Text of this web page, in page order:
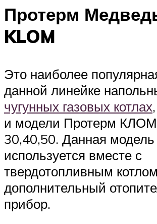
Протерм
KLOM
Это наиболее
данной линейке
чугунных газовых котлах
и модели Протерм
30,40,50. Данная модель
используется вместе с
твердотопливным
дополнительный
прибор.